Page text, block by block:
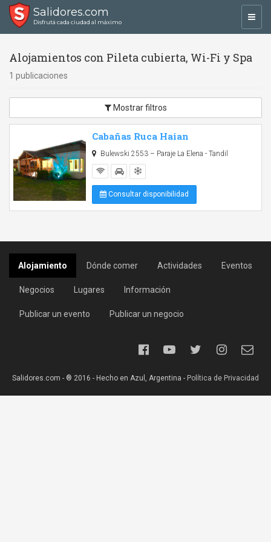
Salidores.com
Disfrutá cada ciudad al máximo
Alojamientos con Pileta cubierta, Wi-Fi y Spa
1 publicaciones
Mostrar filtros
Cabañas Ruca Haian
Bulewski 2553 – Paraje La Elena - Tandil
Consultar disponibilidad
Alojamiento Dónde comer Actividades Eventos
Negocios Lugares Información
Publicar un evento Publicar un negocio
Salidores.com - ® 2016 - Hecho en Azul, Argentina - Política de Privacidad